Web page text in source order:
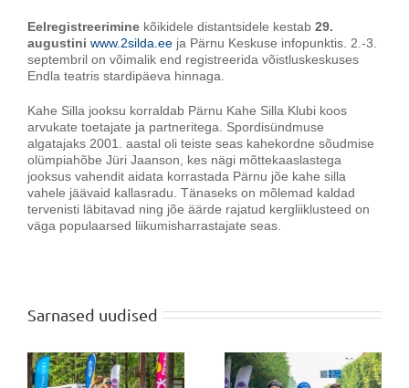
Eelregistreerimine kõikidele distantsidele kestab 29.
augustini www.2silda.ee ja Pärnu Keskuse infopunktis. 2.-3.
septembril on võimalik end registreerida võistluskeskuses
Endla teatris stardipäeva hinnaga.
Kahe Silla jooksu korraldab Pärnu Kahe Silla Klubi koos
arvukate toetajate ja partneritega. Spordisündmuse
algatajaks 2001. aastal oli teiste seas kahekordne sõudmise
olümpiahõbe Jüri Jaanson, kes nägi mõttekaaslastega
jooksus vahendit aidata korrastada Pärnu jõe kahe silla
vahele jäävaid kallasradu. Tänaseks on mõlemad kaldad
tervenisti läbitavad ning jõe äärde rajatud kergliiklusteed on
väga populaarsed liikumisharrastajate seas.
Sarnased uudised